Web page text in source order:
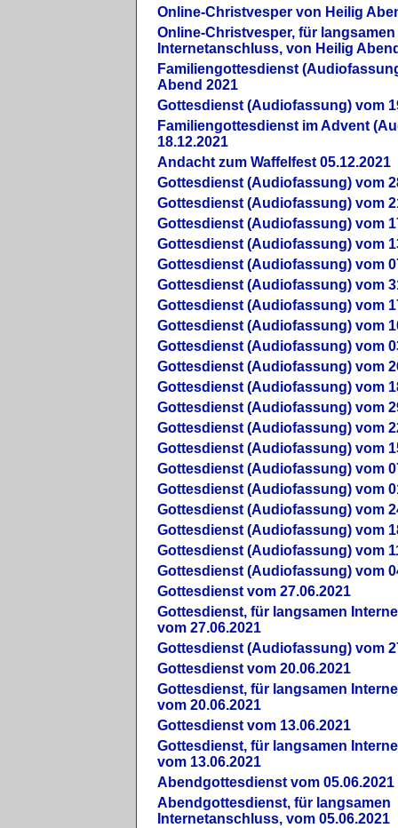
Online-Christvesper von Heilig
Online-Christvesper, für langsamen
Internetanschluss, von Heilig
Familiengottesdienst
Abend 2021
Gottesdienst (Audiofassung) vom
Familiengottesdienst im Advent
18.12.2021
Andacht zum Waffelfest 05.12.2021
Gottesdienst (Audiofassung) vom
Gottesdienst (Audiofassung) vom
Gottesdienst (Audiofassung) vom
Gottesdienst (Audiofassung) vom
Gottesdienst (Audiofassung) vom
Gottesdienst (Audiofassung) vom
Gottesdienst (Audiofassung) vom
Gottesdienst (Audiofassung) vom
Gottesdienst (Audiofassung) vom
Gottesdienst (Audiofassung) vom
Gottesdienst (Audiofassung) vom
Gottesdienst (Audiofassung) vom
Gottesdienst (Audiofassung) vom
Gottesdienst (Audiofassung) vom
Gottesdienst (Audiofassung) vom
Gottesdienst (Audiofassung) vom
Gottesdienst (Audiofassung) vom
Gottesdienst (Audiofassung) vom
Gottesdienst (Audiofassung) vom
Gottesdienst (Audiofassung) vom
Gottesdienst vom 27.06.2021
Gottesdienst, für langsamen
vom 27.06.2021
Gottesdienst (Audiofassung) vom
Gottesdienst vom 20.06.2021
Gottesdienst, für langsamen
vom 20.06.2021
Gottesdienst vom 13.06.2021
Gottesdienst, für langsamen
vom 13.06.2021
Abendgottesdienst vom 05.06.2021
Abendgottesdienst, für langsamen
Internetanschluss, vom 05.06.2021